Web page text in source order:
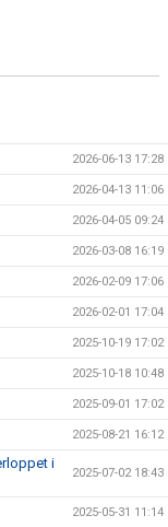
2026-06-13 17:28
2026-04-13 11:06
2026-04-05 09:24
2026-03-08 16:19
2026-02-09 17:06
2026-02-01 17:04
2025-10-19 17:02
2025-10-18 10:48
2025-09-01 17:02
2025-08-21 16:12
i
2025-07-02 18:43
2025-05-31 11:14